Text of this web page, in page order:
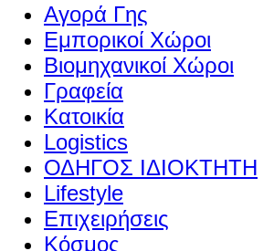
Αγορά Γης
Εμπορικοί Χώροι
Βιομηχανικοί Χώροι
Γραφεία
Κατοικία
Logistics
ΟΔΗΓΟΣ ΙΔΙΟΚΤΗΤΗ
Lifestyle
Επιχειρήσεις
Κόσμος